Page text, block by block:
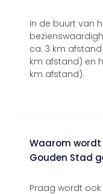
In de buurt van
ca. 3 km
km afstand) en
km afstand).
Waarom wordt
Gouden Stad
Praag wordt